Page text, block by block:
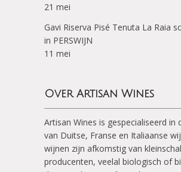
21 mei
Gavi Riserva Pisé Tenuta La Raia
in PERSWIJN
11 mei
Over Artisan Wines
Artisan Wines is gespecialiseerd in
van Duitse, Franse en Italiaanse
wijnen zijn afkomstig van
producenten, veelal biologisch of